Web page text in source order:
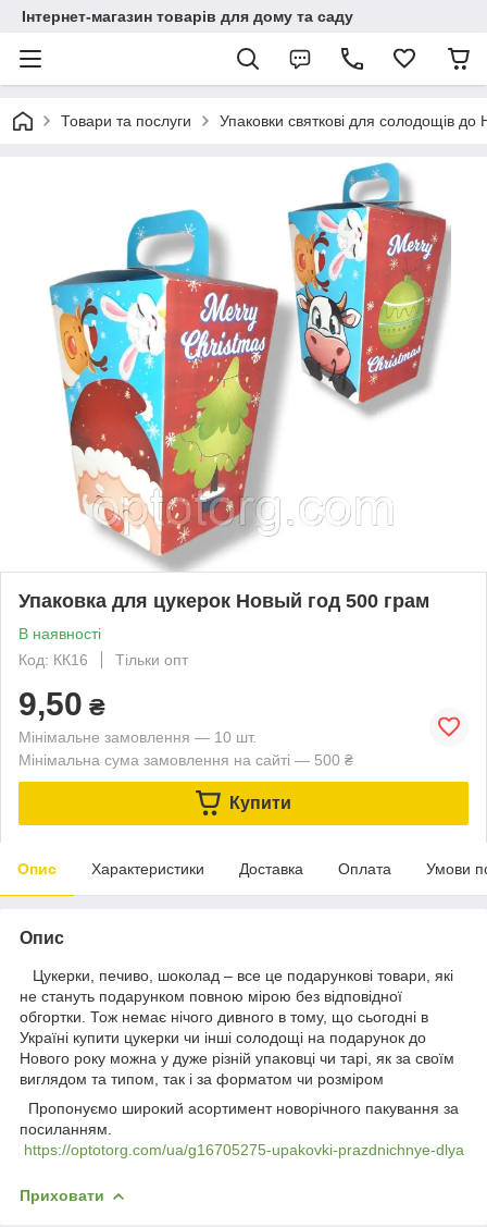
Інтернет-магазин товарів для дому та саду
Товари та послуги Упаковки святкові для солодощів до
Упаковка для цукерок Новый год 500 грам
В наявності
Код: КК16
Тільки опт
9,50 ₴
Мінімальне замовлення — 10 шт.
Мінімальна сума замовлення на сайті — 500 ₴
Купити
Опис Характеристики Доставка Оплата Умови
Опис
Цукерки, печиво, шоколад – все це подарункові товари, які
не стануть подарунком повною мірою без відповідної
обгортки. Тож немає нічого дивного в тому, що сьогодні в
Україні купити цукерки чи інші солодощі на подарунок до
Нового року можна у дуже різній упаковці чи тарі, як за своїм
виглядом та типом, так і за форматом чи розміром
Пропонуємо широкий асортимент новорічного пакування за
посиланням.
https://optotorg.com/ua/g16705275-upakovki-prazdnichnye-dlya
Приховати